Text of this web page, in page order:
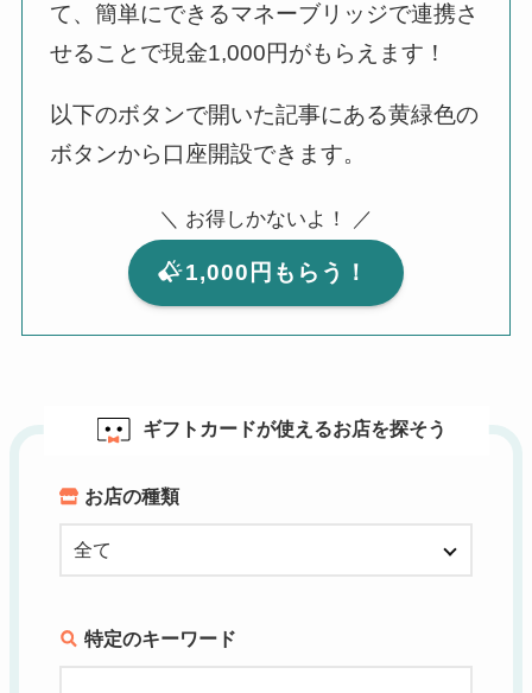
て、簡単にできるマネーブリッジで連携さ
せることで現金1,000円がもらえます！
以下のボタンで開いた記事にある黄緑色の
ボタンから口座開設できます。
＼ お得しかないよ！ ／
1,000円もらう！
ギフトカードが使えるお店を探そう
お店の種類
特定のキーワード